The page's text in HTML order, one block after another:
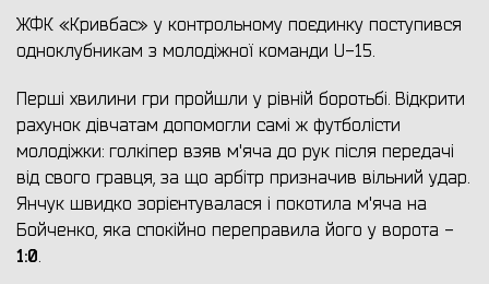
ЖФК «Кривбас» у контрольному поєдинку поступився
одноклубникам з молодіжної команди U-15.
Перші хвилини гри пройшли у рівній боротьбі. Відкрити
рахунок дівчатам допомогли самі ж футболісти
молодіжки: голкіпер взяв м'яча до рук після передачі
від свого гравця, за що арбітр призначив вільний удар.
Янчук швидко зорієнтувалася і покотила м'яча на
Бойченко, яка спокійно переправила його у ворота -
1:0.